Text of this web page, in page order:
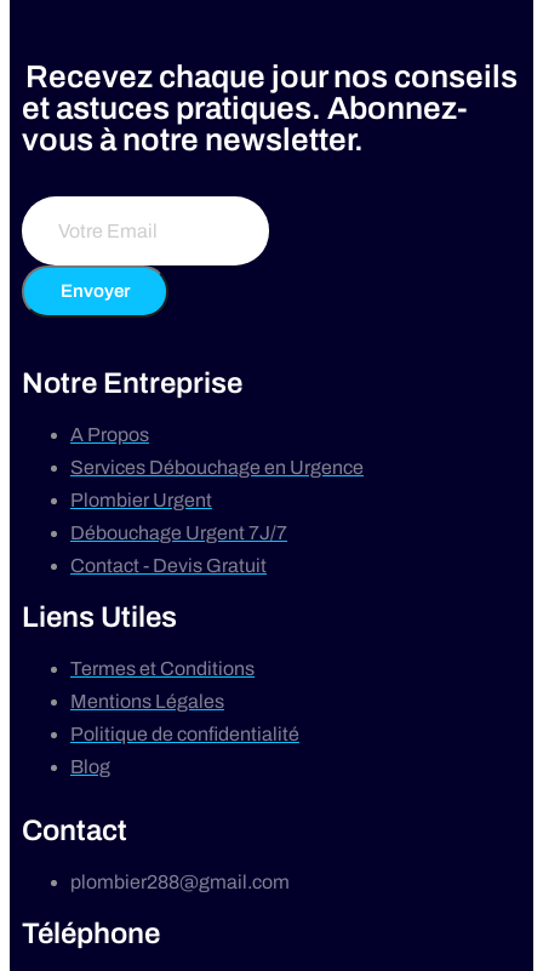
Recevez chaque jour nos conseils
et astuces pratiques. Abonnez-
vous à notre newsletter.
Envoyer
Notre Entreprise
A Propos
Services Débouchage en Urgence
Plombier Urgent
Débouchage Urgent 7J/7
Contact - Devis Gratuit
Liens Utiles
Termes et Conditions
Mentions Légales
Politique de confidentialité
Blog
Contact
plombier288@gmail.com
Téléphone